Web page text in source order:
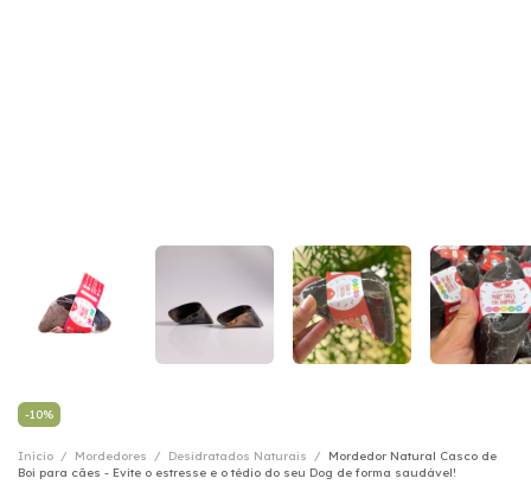
-10%
Início / Mordedores / Desidratados Naturais /
Mordedor Natural Casco de
Boi para cães - Evite o estresse e o tédio do seu Dog de forma saudável!